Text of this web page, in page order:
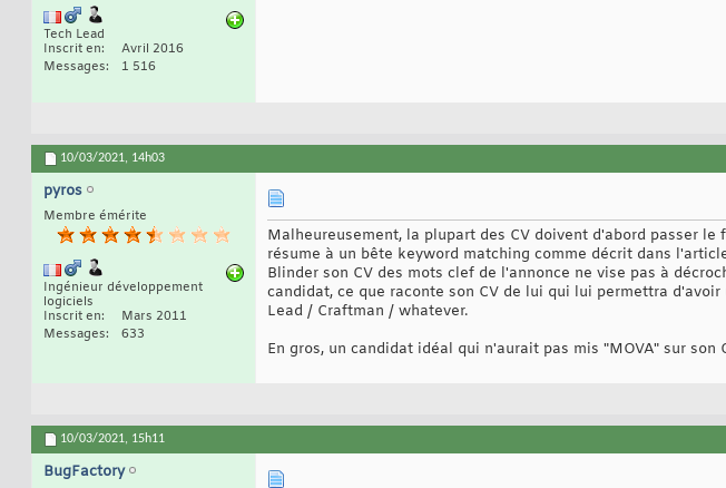
Tech Lead
Inscrit en
Avril 2016
Messages
1 516
10/03/2021, 14h03
pyros
Membre émérite
Ingénieur développement
logiciels
Inscrit en
Mars 2011
Messages
633
Malheureusement, la plupart des CV doivent d'abord passer
résume à un bête keyword matching comme décrit dans
Blinder son CV des mots clef de l'annonce ne vise pas à
candidat, ce que raconte son CV de lui qui lui permettra
Lead / Craftman / whatever.
En gros, un candidat idéal qui n'aurait pas mis "MOVA" sur
10/03/2021, 15h11
BugFactory